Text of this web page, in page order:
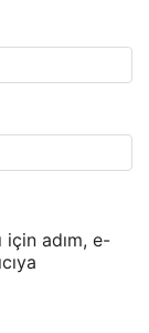
için adım, e-